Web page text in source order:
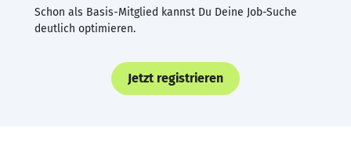
Schon als Basis-Mitglied kannst Du Deine Job-Suche
deutlich optimieren.
Jetzt registrieren